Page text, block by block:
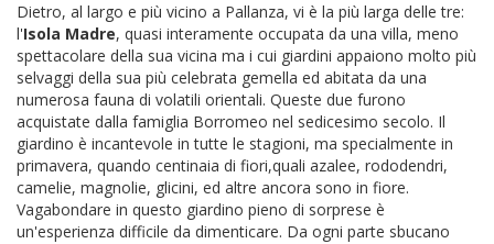
Dietro, al largo e più vicino a Pallanza, vi è la più larga delle tre:
l'Isola Madre, quasi interamente occupata da una villa, meno
spettacolare della sua vicina ma i cui giardini appaiono molto più
selvaggi della sua più celebrata gemella ed abitata da una
numerosa fauna di volatili orientali. Queste due furono
acquistate dalla famiglia Borromeo nel sedicesimo secolo. Il
giardino è incantevole in tutte le stagioni, ma specialmente in
primavera, quando centinaia di fiori,quali azalee, rododendri,
camelie, magnolie, glicini, ed altre ancora sono in fiore.
Vagabondare in questo giardino pieno di sorprese è
un'esperienza difficile da dimenticare. Da ogni parte sbucano